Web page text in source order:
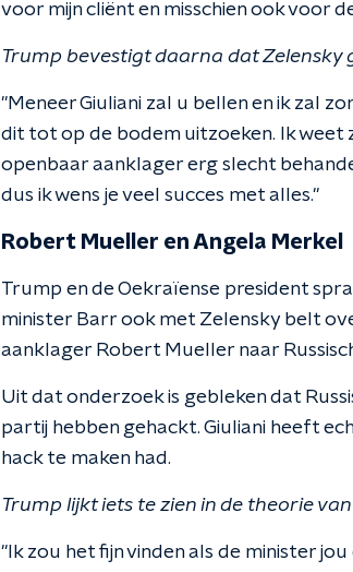
voor mijn cliënt en misschien ook voor
Trump bevestigt daarna dat Zelensky
"Meneer Giuliani zal u bellen en ik zal
dit tot op de bodem uitzoeken. Ik
openbaar aanklager erg slecht
dus ik wens je veel succes met alles."
Robert Mueller en Angela Merkel
Trump en de Oekraïense president
minister Barr ook met Zelensky belt
aanklager Robert Mueller naar
Uit dat onderzoek is gebleken dat
partij hebben gehackt. Giuliani heeft
hack te maken had.
Trump lijkt iets te zien in de theorie
"Ik zou het fijn vinden als de minister